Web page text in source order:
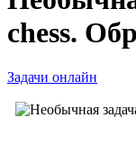
chess.
Задачи онлайн